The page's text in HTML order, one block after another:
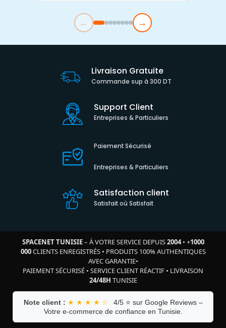
← →
Livraison Gratuite
Commande sup à 300 DT
Support Client
Entreprises & Particuliers
Paiement Sécurisé
Entreprises & Particuliers
Satisfaction client
Satisfait où Satisfait
SPACENET TUNISIE– À VOTRE SERVICE DEPUIS2004• +1000
000CLIENTS ENREGISTRÉS• PRODUITS 100% AUTHENTIQUES
AVEC GARANTIE•
PAIEMENT SÉCURISÉ • SERVICE CLIENT RÉACTIF • LIVRAISON
24/48H TUNISIE
Note client : ★ ★ ★ ★ ☆
4/5 ⭐ sur Google Reviews –
Votre e-commerce de confiance en Tunisie.